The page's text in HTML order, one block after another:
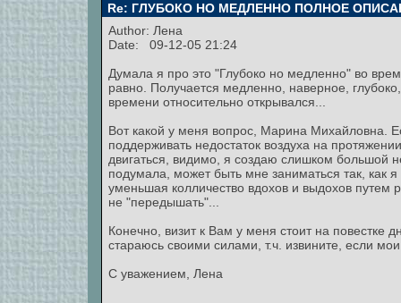
Re: ГЛУБОКО НО МЕДЛЕННО ПОЛНОЕ
Author: Лена
Date: 09-12-05 21:24
Думала я про это "Глубоко но медленно" во
равно. Получается медленно, наверное,
времени относительно открывался...
Вот какой у меня вопрос, Марина Михайловна.
поддерживать недостаток воздуха на
двигаться, видимо, я создаю слишком большой
подумала, может быть мне заниматься так,
уменьшая колличество вдохов и выдохов путем
не "передышать"...
Конечно, визит к Вам у меня стоит на повестке
стараюсь своими силами, т.ч. извините, если
С уважением, Лена